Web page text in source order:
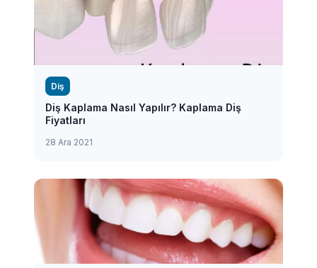
Diş
Diş Kaplama Nasıl Yapılır? Kaplama Diş
Fiyatları
28 Ara 2021